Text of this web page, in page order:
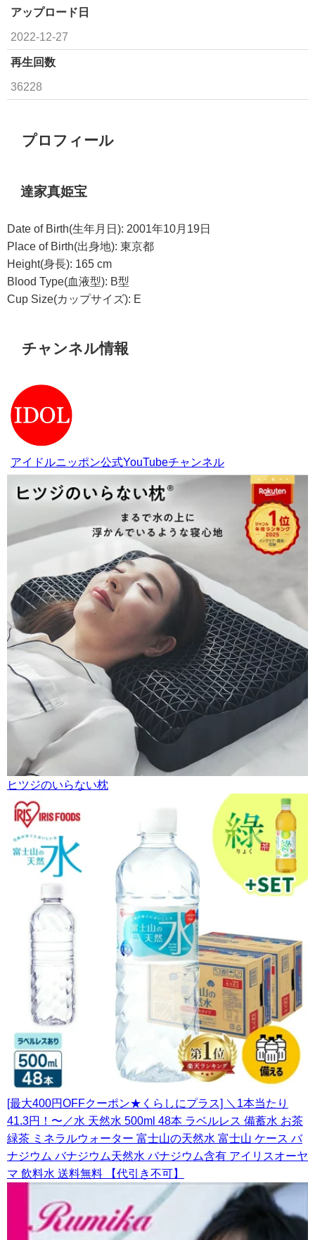
アップロード日
2022-12-27
再生回数
36228
プロフィール
達家真姫宝
Date of Birth(生年月日): 2001年10月19日
Place of Birth(出身地): 東京都
Height(身長): 165 cm
Blood Type(血液型): B型
Cup Size(カップサイズ): E
チャンネル情報
アイドルニッポン公式YouTubeチャンネル
ヒツジのいらない枕
[最大400円OFFクーポン★くらしにプラス] ＼1本当たり
41.3円！〜／水 天然水 500ml 48本 ラベルレス 備蓄水 お茶
緑茶 ミネラルウォーター 富士山の天然水 富士山 ケース バ
ナジウム バナジウム天然水 バナジウム含有 アイリスオーヤ
マ 飲料水 送料無料 【代引き不可】